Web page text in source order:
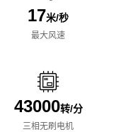
17米/秒
最大风速
43000转/分
三相无刷电机